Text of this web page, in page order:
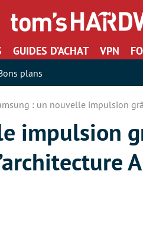
GUIDES D’ACHAT VPN
plans
: un nouvelle impulsion
impulsion